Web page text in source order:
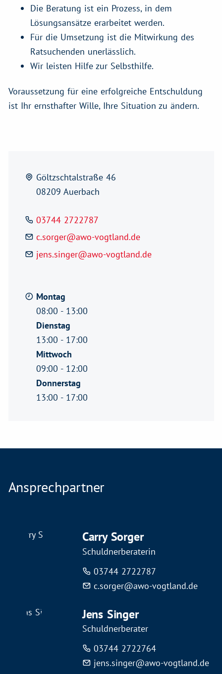
Die Beratung ist ein Prozess, in dem
Lösungsansätze erarbeitet werden.
Für die Umsetzung ist die Mitwirkung des
Ratsuchenden unerlässlich.
Wir leisten Hilfe zur Selbsthilfe.
Voraussetzung für eine erfolgreiche Entschuldung
ist Ihr ernsthafter Wille, Ihre Situation zu ändern.
Göltzschtalstraße 46
08209 Auerbach
03744 2722787
c.sorger@awo-vogtland.de
jens.singer@awo-vogtland.de
Montag
08:00 - 13:00
Dienstag
13:00 - 17:00
Mittwoch
09:00 - 12:00
Donnerstag
13:00 - 17:00
Ansprechpartner
Carry Sorger
Schuldnerberaterin
03744 2722787
c.sorger@awo-vogtland.de
Jens Singer
Schuldnerberater
03744 2722764
jens.singer@awo-vogtland.de